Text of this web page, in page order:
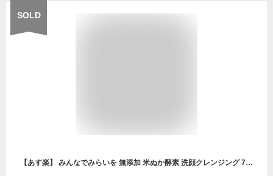
SOLD
【あす楽】 みんなでみらいを 無添加 米ぬか酵素 洗顔クレンジング 70g [ minnademiraio 米ヌカ 酵素 洗顔 クレンジング メイク落とし ウォータープルーフ W洗顔不要 洗顔料 洗顔フォーム スキンケア 洗顔パウダー 酵素洗顔 ]